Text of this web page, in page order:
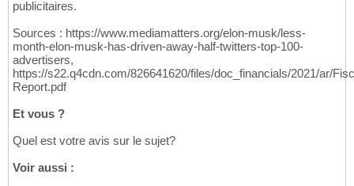
publicitaires.
Sources : https://www.mediamatters.org/elon-musk/less-
month-elon-musk-has-driven-away-half-twitters-top-100-
advertisers,
https://s22.q4cdn.com/826641620/files/doc_financials/2021/ar/
Report.pdf
Et vous ?
Quel est votre avis sur le sujet?
Voir aussi :